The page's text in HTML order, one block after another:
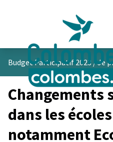
Budget Participatif 2023 /Je
Changements
dans les
notamment